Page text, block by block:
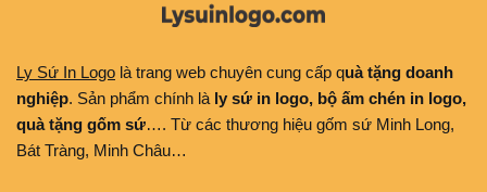
Ly Sứ In Logo là trang web chuyên cung cấp quà tặng doanh
nghiệp. Sản phẩm chính là ly sứ in logo, bộ ấm chén in logo,
quà tặng gốm sứ…. Từ các thương hiệu gốm sứ Minh Long,
Bát Tràng, Minh Châu…